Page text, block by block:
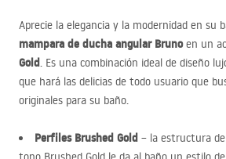
Aprecie la elegancia y la modernidad en su
mampara de ducha angular Brunoen un
Gold. Es una combinación ideal de diseño
que hará las delicias de todo usuario que
originales para su baño.
Perfiles Brushed Gold – la estructura